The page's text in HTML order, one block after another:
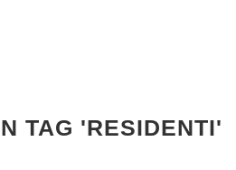
TAG 'RESIDENTI'